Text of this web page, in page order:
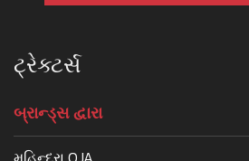
ટ્રેક્ટર્સ
બ્રાન્ડ્સ દ્વારા